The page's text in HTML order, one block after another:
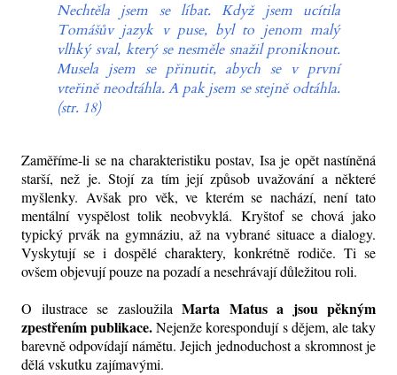
Nechtěla jsem se líbat. Když jsem ucítila
Tomášův jazyk v puse, byl to jenom malý
vlhký sval, který se nesměle snažil proniknout.
Musela jsem se přinutit, abych se v první
vteřině neodtáhla. A pak jsem se stejně odtáhla.
(str. 18)
Zaměříme-li se na charakteristiku postav, Isa je opět nastíněná
starší, než je. Stojí za tím její způsob uvažování a některé
myšlenky. Avšak pro věk, ve kterém se nachází, není tato
mentální vyspělost tolik neobvyklá. Kryštof se chová jako
typický prvák na gymnáziu, až na vybrané situace a dialogy.
Vyskytují se i dospělé charaktery, konkrétně rodiče. Ti se
ovšem objevují pouze na pozadí a nesehrávají důležitou roli.
O ilustrace se zasloužila Marta Matus a jsou pěkným
zpestřením publikace.Nejenže korespondují s dějem, ale taky
barevně odpovídají námětu. Jejich jednoduchost a skromnost je
dělá vskutku zajímavými.